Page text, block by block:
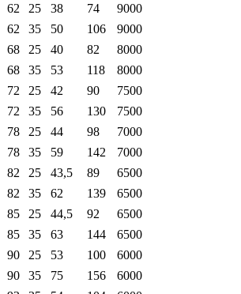
62 25 38 74
9000
62 35 50 106
9000
68 25 40 82
8000
68 35 53 118
8000
72 25 42 90
7500
72 35 56 130
7500
78 25 44 98
7000
78 35 59 142
7000
82 25 43,5 89
6500
82 35 62 139
6500
85 25 44,5 92
6500
85 35 63 144
6500
90 25 53 100
6000
90 35 75 156
6000